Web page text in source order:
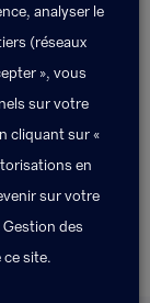
et
la lecture
analyser le
(réseaux
», vous
sur votre
cliquant sur «
en
sur votre
des
ce site.